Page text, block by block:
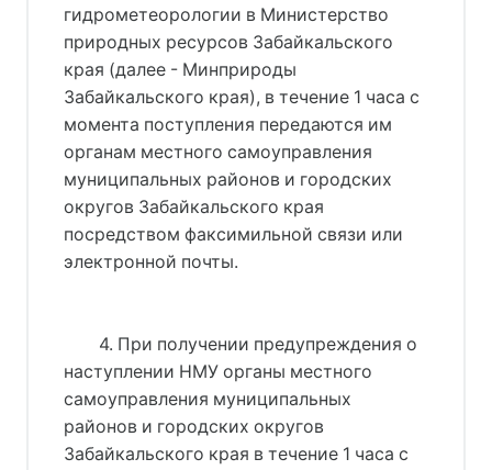
гидрометеорологии в Министерство
природных ресурсов Забайкальского
края (далее - Минприроды
Забайкальского края), в течение 1 часа с
момента поступления передаются им
органам местного самоуправления
муниципальных районов и городских
округов Забайкальского края
посредством факсимильной связи или
электронной почты.
4. При получении предупреждения о
наступлении НМУ органы местного
самоуправления муниципальных
районов и городских округов
Забайкальского края в течение 1 часа с